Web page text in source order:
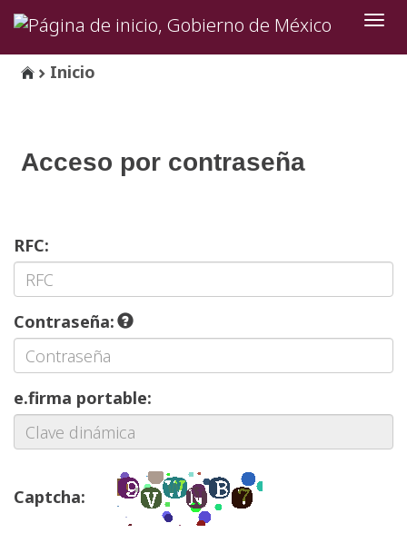
Inicio
Acceso por contraseña
RFC:
Contraseña:
e.firma portable:
Captcha: